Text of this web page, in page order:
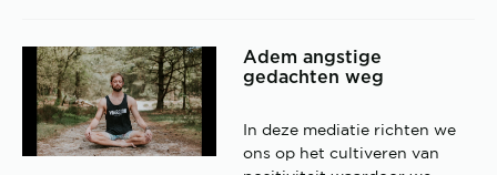
Adem angstige
gedachten weg
In deze mediatie richten we
ons op het cultiveren van